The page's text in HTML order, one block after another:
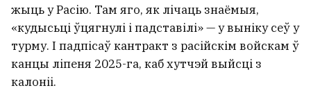
жыць у Расію. Там яго, як лічаць знаёмыя,
«кудысьці ўцягнулі і падставілі» — у выніку сеў у
турму. І падпісаў кантракт з расійскім войскам ў
канцы ліпеня 2025-га, каб хутчэй выйсці з
калоніі.